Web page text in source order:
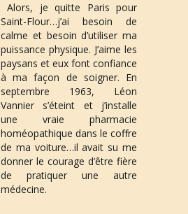
Alors, je quitte Paris pour
Saint-Flour…j’ai besoin de
calme et besoin d’utiliser ma
puissance physique. J’aime les
paysans et eux font confiance
à ma façon de soigner. En
septembre 1963, Léon
Vannier s’éteint et j’installe
une vraie pharmacie
homéopathique dans le coffre
de ma voiture…il avait su me
donner le courage d’être fière
de pratiquer une autre
médecine.